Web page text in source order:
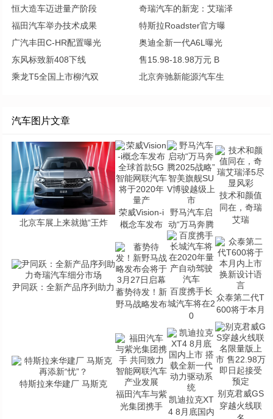
恒大造车迈进量产阶段
奇瑞汽车的新宠：艾瑞泽
福田汽车举办技术成果
特斯拉Roadster官方曝
广汽丰田C-HR配置曝光
奥迪全新一代A6L曝光
东风标致新408下线
售15.98-18.98万元 B
乘龙T5全国上市柳汽双
北京奔驰新能源汽车生
汽车图片文章
北京车展上来就抛“王炸
荣威Vision-i
概念车发布
野马汽车启
动“万马奔腾
技术和颜值
同在，奇瑞
艾瑞
尹同跃：全新产品序列助力 蓄势待发！新
野马战略发布
百度携手长
城汽车将在2
0
众泰第二代T
600将于本月
特斯拉来华建厂 马斯克
福田汽车与紫
光集团携手
凯迪拉克XT
4 8月底国内
别克君威GS
穿越火线联